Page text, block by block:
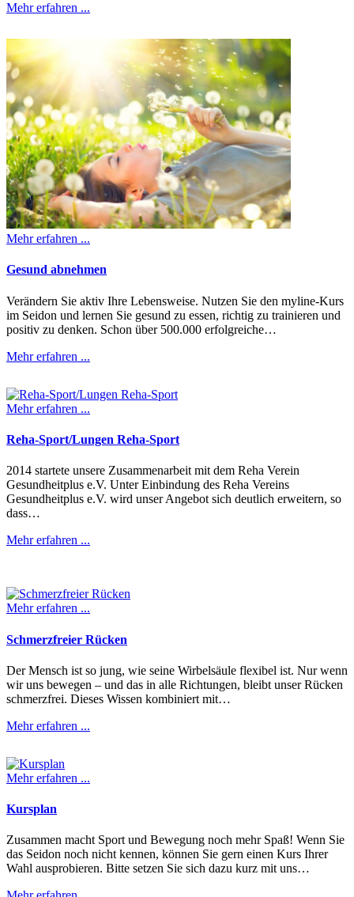
Mehr erfahren ...
Mehr erfahren ...
Gesund abnehmen
Verändern Sie aktiv Ihre Lebensweise. Nutzen Sie den myline-Kurs
im Seidon und lernen Sie gesund zu essen, richtig zu trainieren und
positiv zu denken. Schon über 500.000 erfolgreiche…
Mehr erfahren ...
Mehr erfahren ...
Reha-Sport/Lungen Reha-Sport
2014 startete unsere Zusammenarbeit mit dem Reha Verein
Gesundheitplus e.V. Unter Einbindung des Reha Vereins
Gesundheitplus e.V. wird unser Angebot sich deutlich erweitern, so
dass…
Mehr erfahren ...
Mehr erfahren ...
Schmerz­freier Rücken
Der Mensch ist so jung, wie seine Wirbelsäule flexibel ist. Nur wenn
wir uns bewegen – und das in alle Richtungen, bleibt unser Rücken
schmerzfrei. Dieses Wissen kombiniert mit…
Mehr erfahren ...
Mehr erfahren ...
Kursplan
Zusammen macht Sport und Bewegung noch mehr Spaß! Wenn Sie
das Seidon noch nicht kennen, können Sie gern einen Kurs Ihrer
Wahl ausprobieren. Bitte setzen Sie sich dazu kurz mit uns…